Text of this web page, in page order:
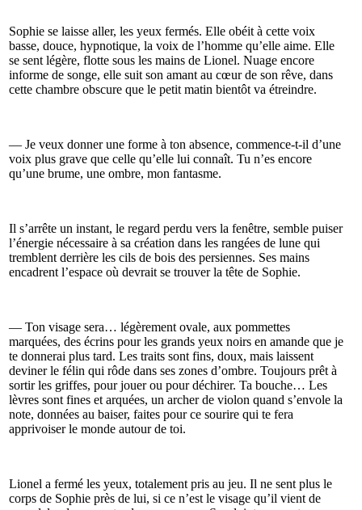
Sophie se laisse aller, les yeux fermés. Elle obéit à cette voix
basse, douce, hypnotique, la voix de l’homme qu’elle aime. Elle
se sent légère, flotte sous les mains de Lionel. Nuage encore
informe de songe, elle suit son amant au cœur de son rêve, dans
cette chambre obscure que le petit matin bientôt va étreindre.
— Je veux donner une forme à ton absence, commence-t-il d’une
voix plus grave que celle qu’elle lui connaît. Tu n’es encore
qu’une brume, une ombre, mon fantasme.
Il s’arrête un instant, le regard perdu vers la fenêtre, semble puiser
l’énergie nécessaire à sa création dans les rangées de lune qui
tremblent derrière les cils de bois des persiennes. Ses mains
encadrent l’espace où devrait se trouver la tête de Sophie.
— Ton visage sera… légèrement ovale, aux pommettes
marquées, des écrins pour les grands yeux noirs en amande que je
te donnerai plus tard. Les traits sont fins, doux, mais laissent
deviner le félin qui rôde dans ses zones d’ombre. Toujours prêt à
sortir les griffes, pour jouer ou pour déchirer. Ta bouche… Les
lèvres sont fines et arquées, un archer de violon quand s’envole la
note, données au baiser, faites pour ce sourire qui te fera
apprivoiser le monde autour de toi.
Lionel a fermé les yeux, totalement pris au jeu. Il ne sent plus le
corps de Sophie près de lui, si ce n’est le visage qu’il vient de